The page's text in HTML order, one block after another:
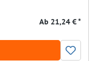
Ab 21,24 € *